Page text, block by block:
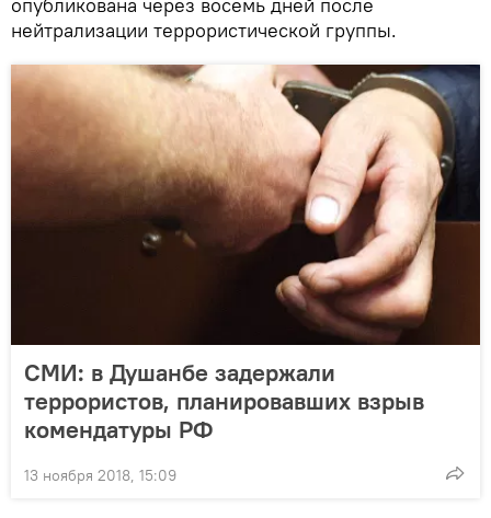
нейтрализации террористической группы.
СМИ: в Душанбе задержали
террористов, планировавших взрыв
комендатуры РФ
13 ноября 2018, 15:09